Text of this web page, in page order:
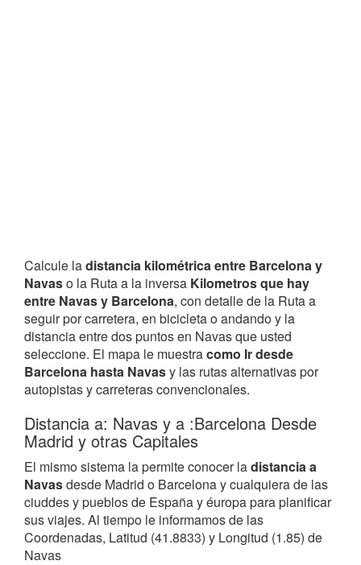
Calcule ladistancia kilométrica entre Barcelona y
Navaso la Ruta a la inversa Kilometros que hay
entre Navas y Barcelona, con detalle de la Ruta a
seguir por carretera, en bicicleta o andando y la
distancia entre dos puntos en Navas que usted
seleccione. El mapa le muestracomo Ir desde
Barcelona hasta Navasy las rutas alternativas por
autopistas y carreteras convencionales.
Distancia a: Navas y a :Barcelona Desde
Madrid y otras Capitales
El mismo sistema la permite conocer ladistancia a
Navasdesde Madrid o Barcelona y cualquiera de las
ciuddes y pueblos de España y éuropa para planificar
sus viajes. Al tiempo le informamos de las
Coordenadas, Latitud (41.8833) y Longitud (1.85) de
Navas